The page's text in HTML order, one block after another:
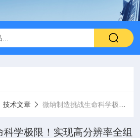
技术文章 微纳制造挑战生命科学极限！实现高分辨率全组织空间蛋白质组学分析
学极限！实现高分辨率全组